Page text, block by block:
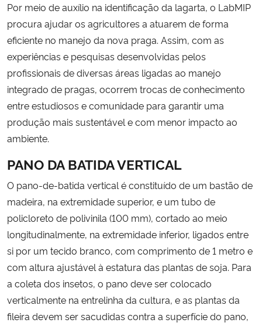
Por meio de auxílio na identificação da lagarta, o LabMIP
procura ajudar os agricultores a atuarem de forma
eficiente no manejo da nova praga. Assim, com as
experiências e pesquisas desenvolvidas pelos
profissionais de diversas áreas ligadas ao manejo
integrado de pragas, ocorrem trocas de conhecimento
entre estudiosos e comunidade para garantir uma
produção mais sustentável e com menor impacto ao
ambiente.
PANO DA BATIDA VERTICAL
O pano-de-batida vertical é constituído de um bastão de
madeira, na extremidade superior, e um tubo de
policloreto de polivinila (100 mm), cortado ao meio
longitudinalmente, na extremidade inferior, ligados entre
si por um tecido branco, com comprimento de 1 metro e
com altura ajustável à estatura das plantas de soja. Para
a coleta dos insetos, o pano deve ser colocado
verticalmente na entrelinha da cultura, e as plantas da
fileira devem ser sacudidas contra a superfície do pano,